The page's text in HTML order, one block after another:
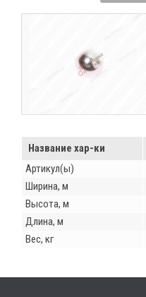
Название хар-ки
Артикул(ы)
Ширина, м
Высота, м
Длина, м
Вес, кг